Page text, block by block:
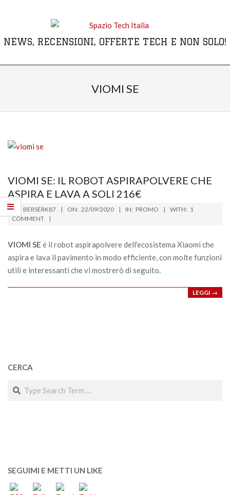
NEWS, RECENSIONI, OFFERTE TECH E NON SOLO!
VIOMI SE
VIOMI SE: IL ROBOT ASPIRAPOLVERE CHE
ASPIRA E LAVA A SOLI 216€
2020-
09-
BY: BERSERK87 ON: 22/09/2020 IN: PROMO WITH: 1
COMMENT
VIOMI SE é il robot aspirapolvere dell’ecosistema Xiaomi che
aspira e lava il pavimento in modo efficiente, con molte funzioni
utili e interessanti che vi mostrerò di seguito.
LEGGI →
CERCA
Search
SEGUIMI E METTI UN LIKE